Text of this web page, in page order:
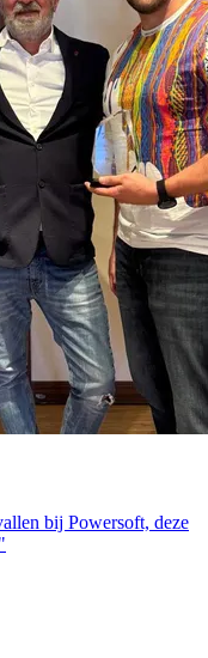
bij Powersoft, deze